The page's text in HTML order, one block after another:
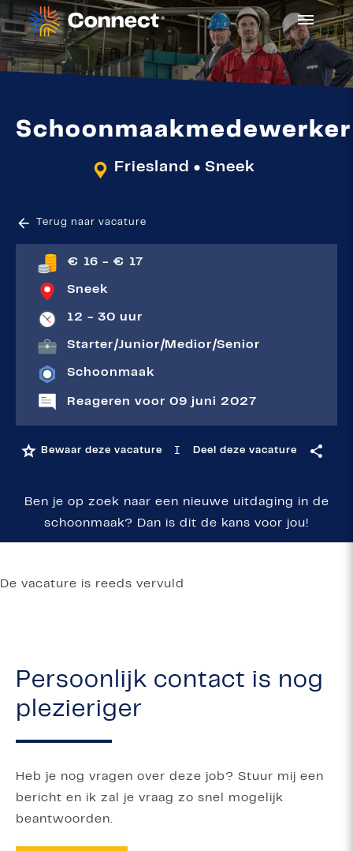
Schoonmaakmedewerker
Friesland ● Sneek
Terug naar vacature
€ 16 - € 17
Sneek
12 - 30 uur
Starter|Junior| Medior|Senior
Schoonmaak
Reageren voor 09 juni 2027
Bewaar deze vacature I Deel deze vacature
Ben je op zoek naar een nieuwe uitdaging in de
schoonmaak? Dan is dit de kans voor jou!
De vacature is reeds vervuld
Persoonlijk contact is nog
plezieriger
Heb je nog vragen over deze job? Stuur mij een
bericht en ik zal je vraag zo snel mogelijk
beantwoorden.